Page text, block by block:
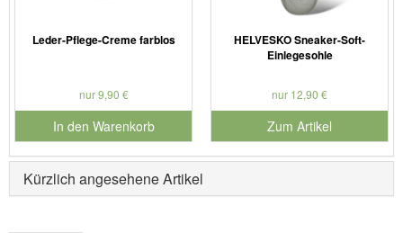
Leder-Pflege-Creme farblos
nur 9,90 €
In den Warenkorb
für Produktnummer 901186
HELVESKO Sneaker-Soft-
Einlegesohle
nur 12,90 €
Zum Artikel
Kürzlich angesehene Artikel